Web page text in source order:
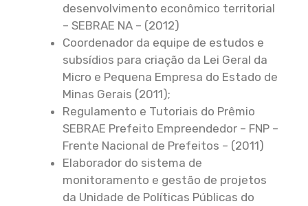
desenvolvimento econômico territorial
– SEBRAE NA – (2012)
Coordenador da equipe de estudos e
subsídios para criação da Lei Geral da
Micro e Pequena Empresa do Estado de
Minas Gerais (2011);
Regulamento e Tutoriais do Prêmio
SEBRAE Prefeito Empreendedor – FNP –
Frente Nacional de Prefeitos – (2011)
Elaborador do sistema de
monitoramento e gestão de projetos
da Unidade de Políticas Públicas do